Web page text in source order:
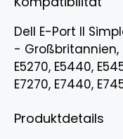
Dell E-Port II
-
E5270, E5440,
E7270, E7440,
Produktdetails